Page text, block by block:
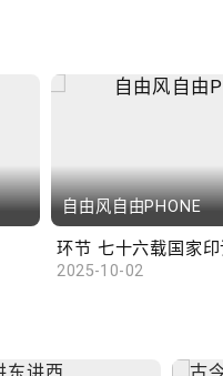
自由风自由PHONE
环节 七十六载国家
2025-10-02